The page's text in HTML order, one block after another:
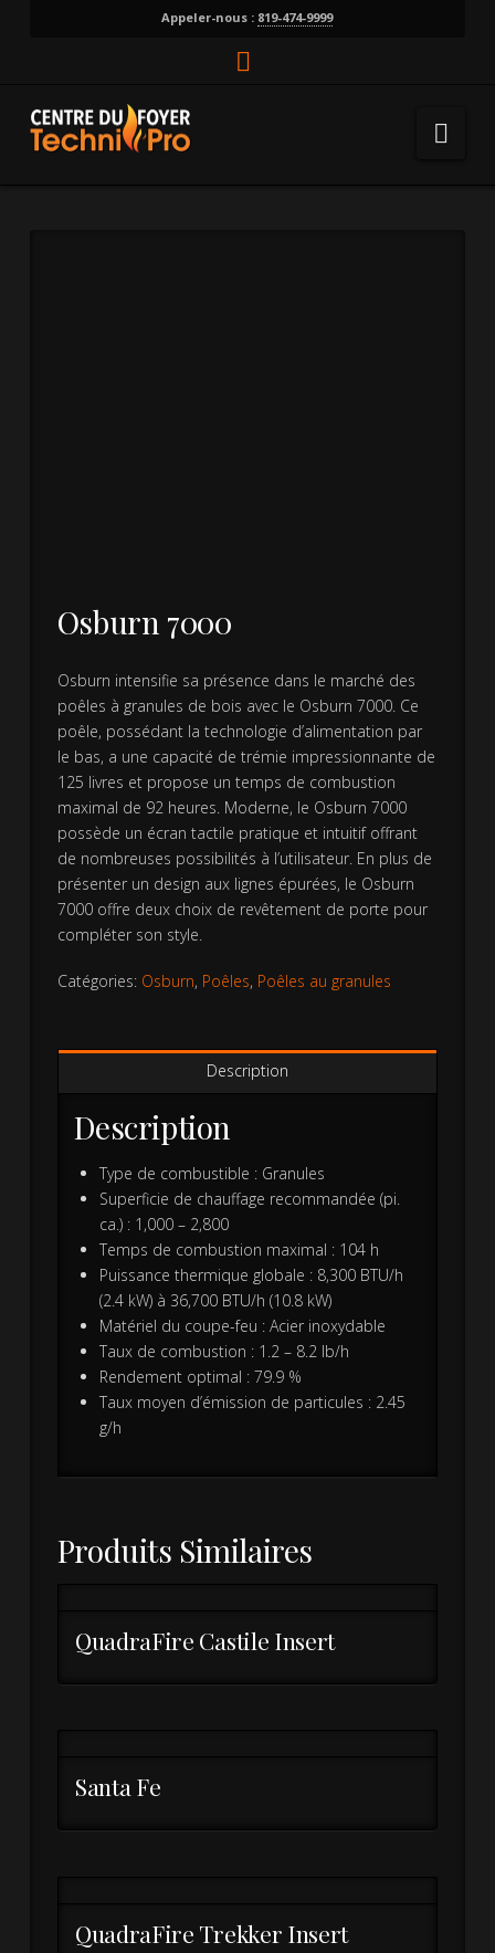
Appeler-nous : 819-474-9999
Osburn 7000
Osburn intensifie sa présence dans le marché des
poêles à granules de bois avec le Osburn 7000. Ce
poêle, possédant la technologie d’alimentation par
le bas, a une capacité de trémie impressionnante de
125 livres et propose un temps de combustion
maximal de 92 heures. Moderne, le Osburn 7000
possède un écran tactile pratique et intuitif offrant
de nombreuses possibilités à l’utilisateur. En plus de
présenter un design aux lignes épurées, le Osburn
7000 offre deux choix de revêtement de porte pour
compléter son style.
Catégories: Osburn, Poêles, Poêles au granules
Description
Description
Type de combustible : Granules
Superficie de chauffage recommandée (pi.
ca.) : 1,000 – 2,800
Temps de combustion maximal : 104 h
Puissance thermique globale : 8,300 BTU/h
(2.4 kW) à 36,700 BTU/h (10.8 kW)
Matériel du coupe-feu : Acier inoxydable
Taux de combustion : 1.2 – 8.2 lb/h
Rendement optimal : 79.9 %
Taux moyen d’émission de particules : 2.45
g/h
Produits Similaires
QuadraFire Castile Insert
Santa Fe
QuadraFire Trekker Insert